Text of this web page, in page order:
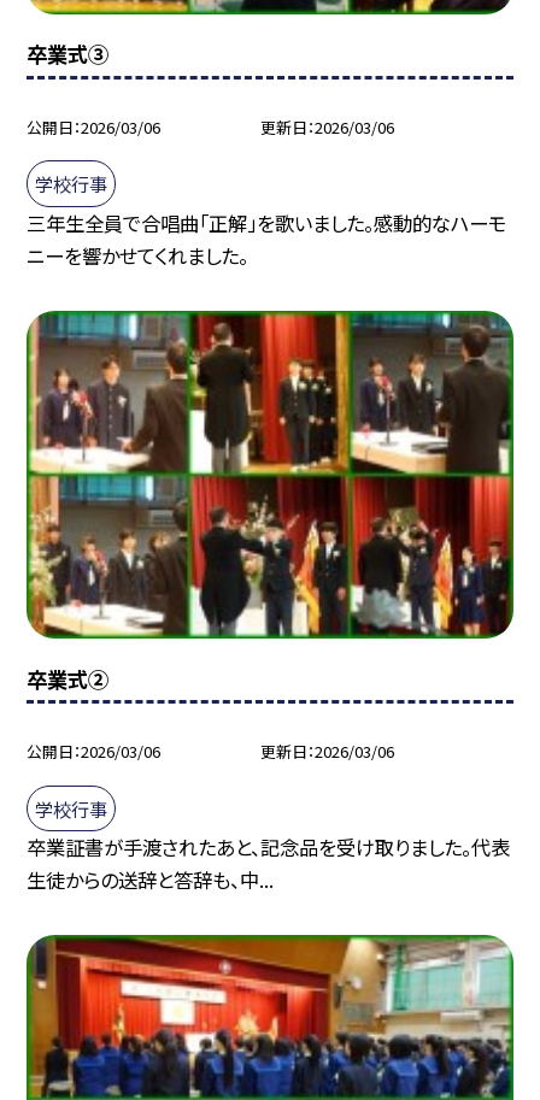
卒業式③
公開日 2026/03/06 更新日 2026/03/06
学校行事
三年生全員で合唱曲「正解」を歌いました。感動的なハーモ
ニーを響かせてくれました。
卒業式②
公開日 2026/03/06 更新日 2026/03/06
学校行事
卒業証書が手渡されたあと、記念品を受け取りました。代表
生徒からの送辞と答辞も、中...